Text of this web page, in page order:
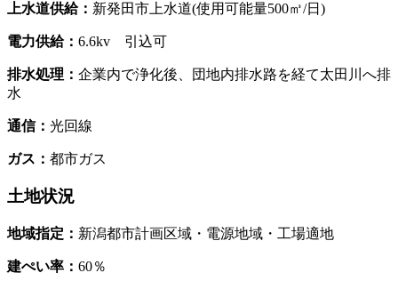
上水道供給： 新発田市上水道(使用可能量500㎥/日)
電力供給： 6.6kv 引込可
排水処理： 企業内で浄化後、団地内排水路を経て太田川へ排
水
通信： 光回線
ガス： 都市ガス
土地状況
地域指定： 新潟都市計画区域・電源地域・工場適地
建ぺい率： 60％